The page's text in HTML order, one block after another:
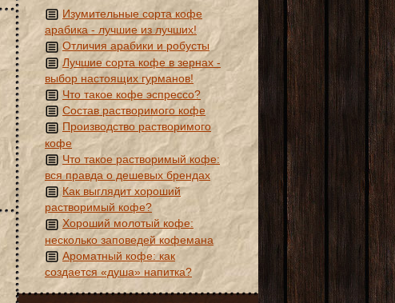
Изумительные сорта кофе
арабика - лучшие из лучших!
Отличия арабики и робусты
Лучшие сорта кофе в зернах -
выбор настоящих гурманов!
Что такое кофе эспрессо?
Состав растворимого кофе
Производство растворимого
кофе
Что такое растворимый кофе:
вся правда о дешевых брендах
Как выглядит хороший
растворимый кофе?
Хороший молотый кофе:
несколько заповедей кофемана
Ароматный кофе: как
создается «душа» напитка?